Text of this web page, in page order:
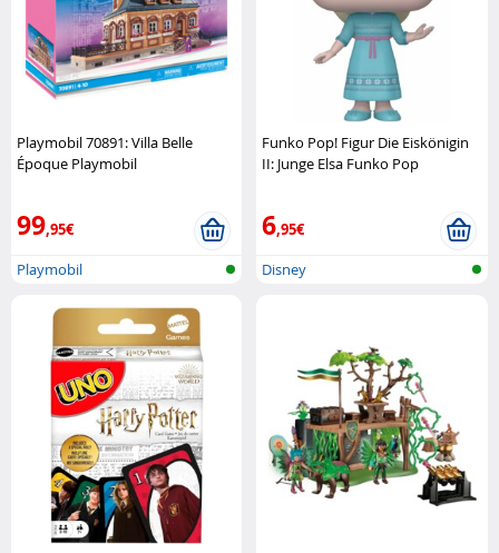
Playmobil 70891: Villa Belle
Époque Playmobil
99,95€
Playmobil
Funko Pop! Figur Die Eiskönigin
II: Junge Elsa Funko Pop
6,95€
Disney